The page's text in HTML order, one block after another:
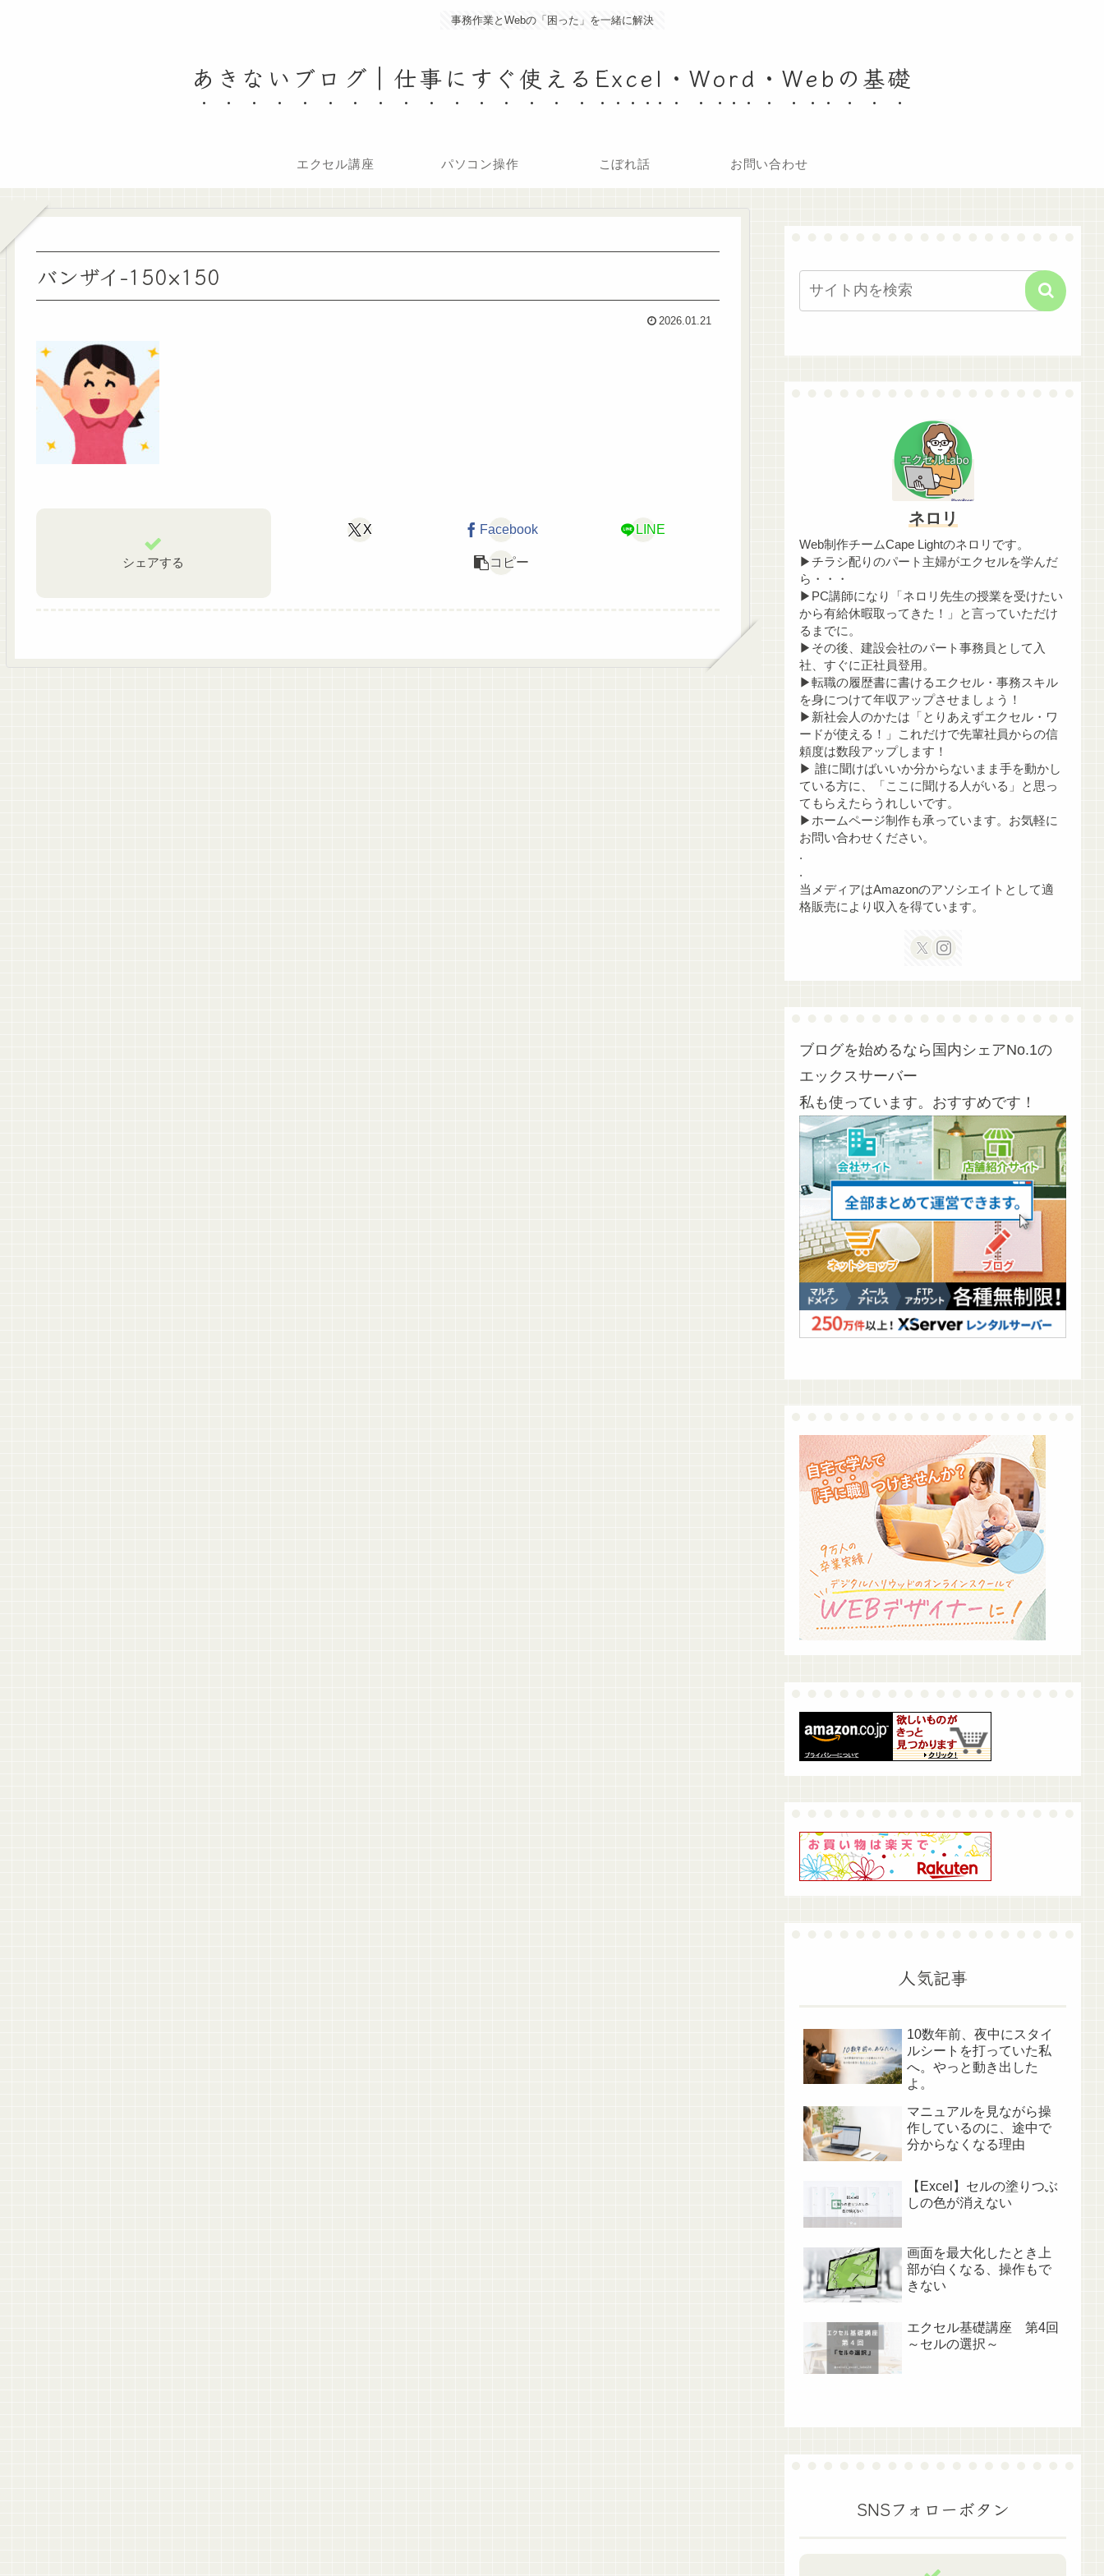
事務作業とWebの「困った」を一緒に解決
あきないブログ｜仕事にすぐ使えるExcel・Word・Webの基礎
エクセル講座 パソコン操作 こぼれ話 お問い合わせ
バンザイ-150×150
2026.01.21
シェアする
X Facebook LINE
コピー
ネロリ
Web制作チームCape Lightのネロリです。
▶チラシ配りのパート主婦がエクセルを学んだ
ら・・・
▶PC講師になり「ネロリ先生の授業を受けたい
から有給休暇取ってきた！」と言っていただけ
るまでに。
▶その後、建設会社のパート事務員として入
社、すぐに正社員登用。
▶転職の履歴書に書けるエクセル・事務スキル
を身につけて年収アップさせましょう！
▶新社会人のかたは「とりあえずエクセル・ワ
ードが使える！」これだけで先輩社員からの信
頼度は数段アップします！
▶ 誰に聞けばいいか分からないまま手を動かし
ている方に、「ここに聞ける人がいる」と思っ
てもらえたらうれしいです。
▶ホームページ制作も承っています。お気軽に
お問い合わせください。
.
.
当メディアはAmazonのアソシエイトとして適
格販売により収入を得ています。
ブログを始めるなら国内シェアNo.1の
エックスサーバー
私も使っています。おすすめです！
人気記事
10数年前、夜中にスタイ
ルシートを打っていた私
へ。やっと動き出した
よ。
マニュアルを見ながら操
作しているのに、途中で
分からなくなる理由
【Excel】セルの塗りつぶ
しの色が消えない
画面を最大化したとき上
部が白くなる、操作もで
きない
エクセル基礎講座 第4回
～セルの選択～
SNSフォローボタン